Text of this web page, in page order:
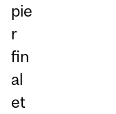
pie
r
fin
al
et